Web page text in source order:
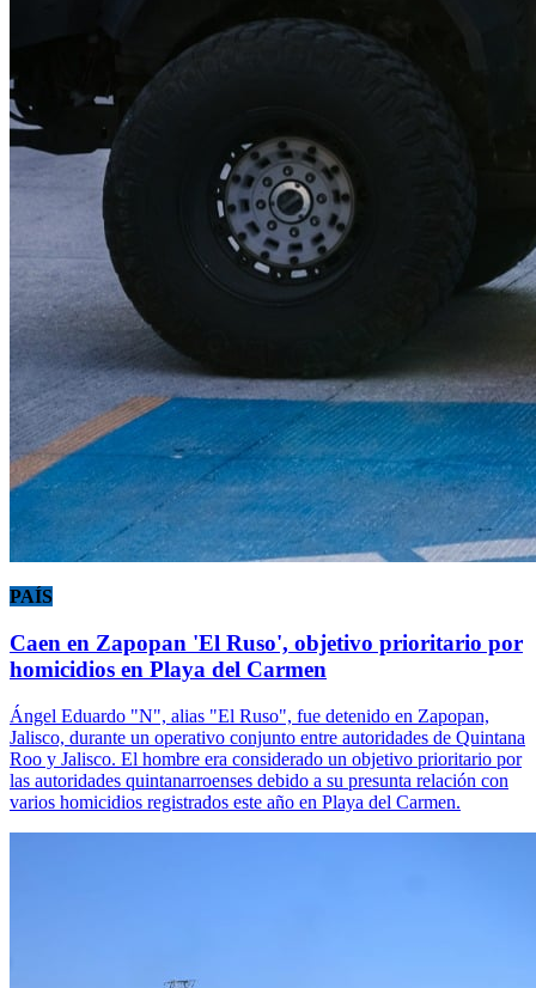
PAÍS
Caen en Zapopan 'El Ruso', objetivo prioritario por
homicidios en Playa del Carmen
Ángel Eduardo "N", alias "El Ruso", fue detenido en Zapopan,
Jalisco, durante un operativo conjunto entre autoridades de Quintana
Roo y Jalisco. El hombre era considerado un objetivo prioritario por
las autoridades quintanarroenses debido a su presunta relación con
varios homicidios registrados este año en Playa del Carmen.